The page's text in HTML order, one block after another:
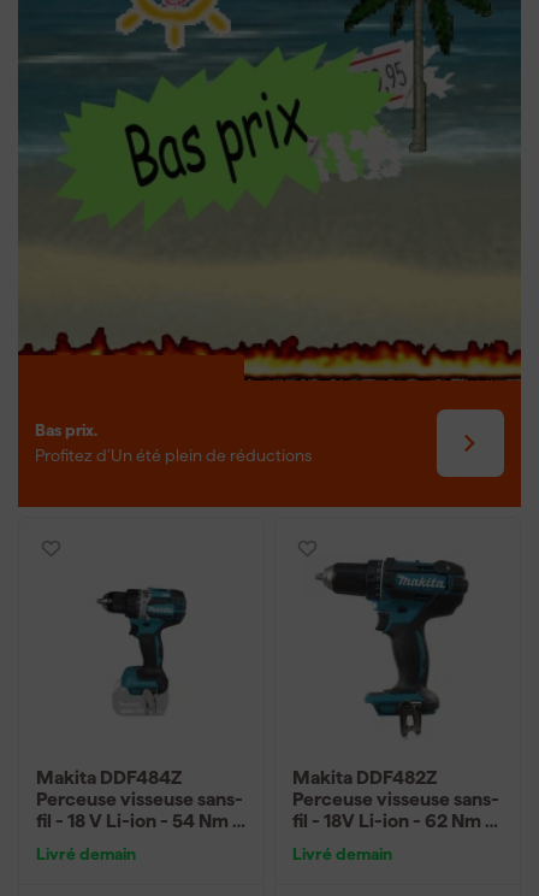
Comment choisir la bonne perceuse-
visseuse sans fil ?
Lors du choix d'une perceuse-visseuse sans fil, il est important de
prendre en compte la tension, la capacité de la batterie et le
domaine d'application. Pour les petits travaux de montage, un
modèle de 10.8V ou 12V est souvent suffisant, tandis que pour des
applications plus lourdes, une machine de 18V ou même 54V est
module seul ou en ensemble complet avec des accessoires tels
que des embouts, des forets et des batteries supplémentaires. Si
marque, vous pouvez facilement élargir votre gamme avec une
perceuse-visseuse de la même série. Pour les travaux de
précision ou les travaux en hauteur, une petite perceuse-visseuse
mieux adaptée.
Bas prix.
Profitez d’Un été plein de réductions
Makita DDF484Z
Perceuse visseuse sans-
fil - 18 V Li-ion - 54 Nm -
seule
Livré demain
Makita DDF482Z
Perceuse visseuse sans-
fil - 18V Li-ion - 62 Nm -
Livré demain